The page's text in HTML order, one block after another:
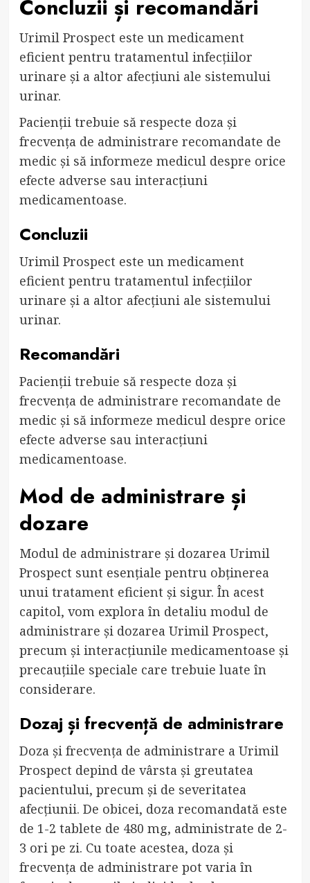
Concluzii și recomandări
Urimil Prospect este un medicament
eficient pentru tratamentul infecțiilor
urinare și a altor afecțiuni ale sistemului
urinar.
Pacienții trebuie să respecte doza și
frecvența de administrare recomandate de
medic și să informeze medicul despre orice
efecte adverse sau interacțiuni
medicamentoase.
Concluzii
Urimil Prospect este un medicament
eficient pentru tratamentul infecțiilor
urinare și a altor afecțiuni ale sistemului
urinar.
Recomandări
Pacienții trebuie să respecte doza și
frecvența de administrare recomandate de
medic și să informeze medicul despre orice
efecte adverse sau interacțiuni
medicamentoase.
Mod de administrare și
dozare
Modul de administrare și dozarea Urimil
Prospect sunt esențiale pentru obținerea
unui tratament eficient și sigur. În acest
capitol, vom explora în detaliu modul de
administrare și dozarea Urimil Prospect,
precum și interacțiunile medicamentoase și
precauțiile speciale care trebuie luate în
considerare.
Dozaj și frecvență de administrare
Doza și frecvența de administrare a Urimil
Prospect depind de vârsta și greutatea
pacientului, precum și de severitatea
afecțiunii. De obicei, doza recomandată este
de 1-2 tablete de 480 mg, administrate de 2-
3 ori pe zi. Cu toate acestea, doza și
frecvența de administrare pot varia în